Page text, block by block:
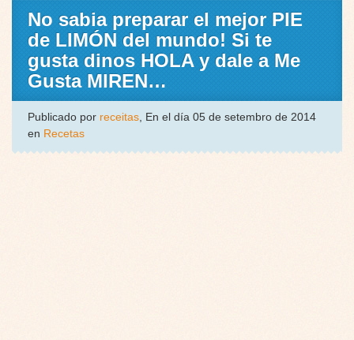
No sabia preparar el mejor PIE
de LIMÓN del mundo! Si te
gusta dinos HOLA y dale a Me
Gusta MIREN…
Publicado por receitas, En el día 05 de setembro de 2014
en Recetas